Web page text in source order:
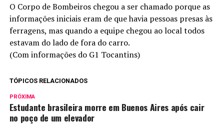
O Corpo de Bombeiros chegou a ser chamado porque as
informações iniciais eram de que havia pessoas presas às
ferragens, mas quando a equipe chegou ao local todos
estavam do lado de fora do carro.
(Com informações do G1 Tocantins)
TÓPICOS RELACIONADOS
PRÓXIMA
Estudante brasileira morre em Buenos Aires após cair
no poço de um elevador